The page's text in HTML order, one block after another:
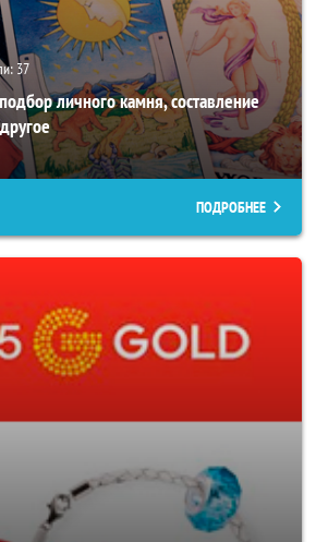
37
личного камня, составление
ПОДРОБНЕЕ